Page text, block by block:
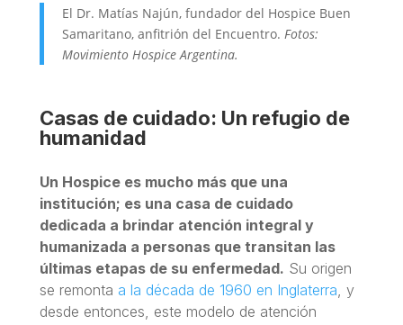
El Dr. Matías Najún, fundador del Hospice Buen
Samaritano, anfitrión del Encuentro. Fotos:
Movimiento Hospice Argentina.
Casas de cuidado: Un refugio de
humanidad
Un Hospice es mucho más que una
institución; es una casa de cuidado
dedicada a brindar atención integral y
humanizada a personas que transitan las
últimas etapas de su enfermedad. Su origen
se remonta a la década de 1960 en Inglaterra , y
desde entonces, este modelo de atención